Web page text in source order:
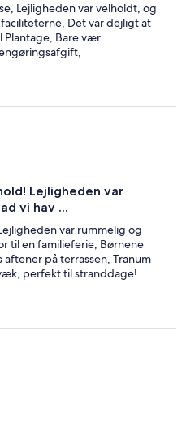
Lejligheden var velholdt, og
Det var dejligt at
Bare vær
Lejligheden var
vi hav ...
var rummelig og
til en familieferie, Børnene
på terrassen, Tranum
perfekt til stranddage!